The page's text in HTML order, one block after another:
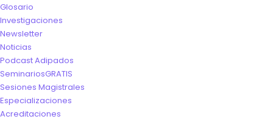
Glosario
Investigaciones
Newsletter
Noticias
Podcast Adipados
SeminariosGRATIS
Sesiones Magistrales
Especializaciones
Acreditaciones